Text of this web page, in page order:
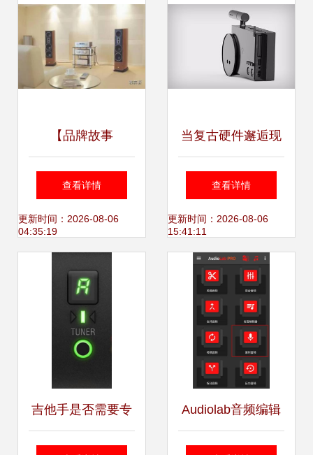
【品牌故事
（一）】源于创新
热情与技术天赋
的百年辉煌
查看详情
更新时间：2026-08-06
04:35:19
当复古硬件邂逅现
代代码 索尼经典录
音机的软件重生之
旅
查看详情
更新时间：2026-08-06
15:41:11
吉他手是否需要专
门设计的声卡？
Audiolab音频编辑
器专业版 一站式录